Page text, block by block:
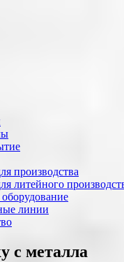
производства
литейного
линии
с металла